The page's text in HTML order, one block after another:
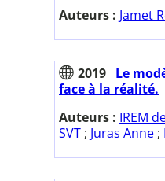
Auteurs : Jamet
2019 Le
face à la réalité.
Auteurs : IREM
SVT ; Juras Anne ;